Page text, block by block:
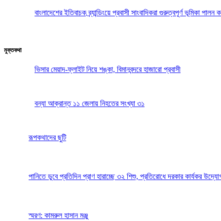
বাংলাদেশের ইতিবাচক ব্র্যান্ডিংয়ে প্রবাসী সাংবাদিকরা গুরুত্বপূর্ণ ভূমিকা
মুক্তকথা
ভিসার মেয়াদ-ফ্লাইট নিয়ে শঙ্কা, বিমানবন্দরে হাজারো প্রবাসী
বন্যা আক্রান্ত ১১ জেলায় নিহতের সংখ্যা ৩১
রূপকথাদের ছুটি
পানিতে ডুবে প্রতিদিন প্রাণ হারাচ্ছে ৩২ শিশু, প্রতিরোধে দরকার কার্যকর
স্মরণ: কামরুল হাসান মঞ্জু